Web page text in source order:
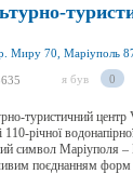
Миру 70, Маріуполь
я був 0
туристичний
110-річної
символ Маріуполя –
поєднанням форм